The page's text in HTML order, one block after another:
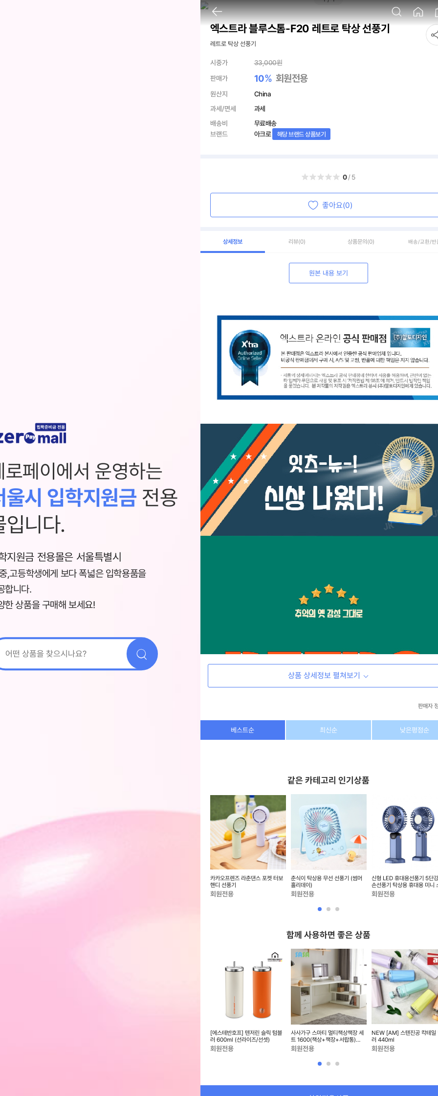
엑스트라 블루스톰-F20 레트로 탁상 선풍기
레트로 탁상 선풍기
시중가 33,000원
판매가
10% 회원전용
원산지
China
과세/면세
과세
배송비
무료배송
브랜드
아크로 해당 브랜드 상품보기
0/5
좋아요(0)
상세정보 리뷰(0) 상품문의 (0) 배송/교환/반
원본 내용 보기
상품 상세정보 펼쳐보기
판매자
상호/대표자
이메일
소재지 경기도 고양시 덕양구 꽃마을로64, 1235호
베스트순 최신순 낮은평점순
같은 카테고리 인기상품
카카오프렌즈 라춘댄스 포켓 터보
핸디 선풍기
회원전용
춘식이 탁상용 무선 선풍기 (썸머
홀리데이)
회원전용
신형 LED 휴대용선풍기 5단
손선풍기 탁상용 휴대용 미니
선풍기 무...
회원전용
함께 사용하면 좋은 상품
[에스테반호프] 텐저린 슬릭 텀블
러 600ml (선라이즈/선셋)
회원전용
사사가구 스마티 멀티책상책장 세
트 1600(책상+책장+서랍통)
S30436
회원전용
NEW [AM] 스텐진공 칵테일
러 440ml
회원전용
로페이에서 운영하는
울시 입학지원금 전용
입니다.
지원금 전용몰은 서울특별시
,고등학생에게 보다 폭넓은 입학용품을
합니다.
한 상품을 구매해 보세요!